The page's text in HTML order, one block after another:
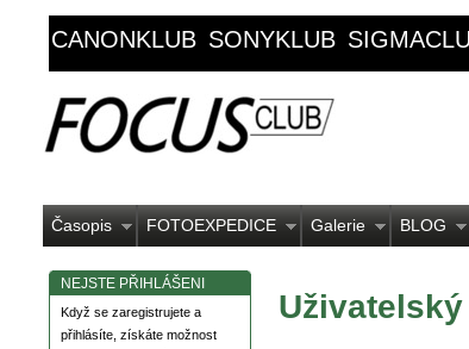
CANONKLUB SONYKLUB
Časopis FOTOEXPEDICE Galerie BLOG
NEJSTE PŘIHLÁŠENI
Když se zaregistrujete a
přihlásíte, získáte možnost